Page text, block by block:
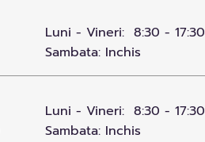
Luni - Vineri: 8:30 - 17:30
Sambata: Inchis
Luni - Vineri: 8:30 - 17:30
Sambata: Inchis